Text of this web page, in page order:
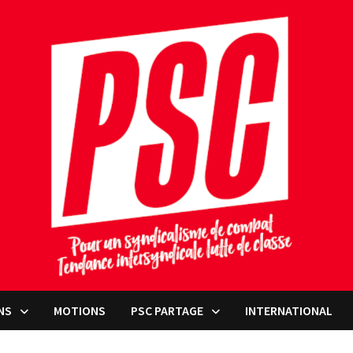
MOTIONS PSC PARTAGE INTERNATIONAL